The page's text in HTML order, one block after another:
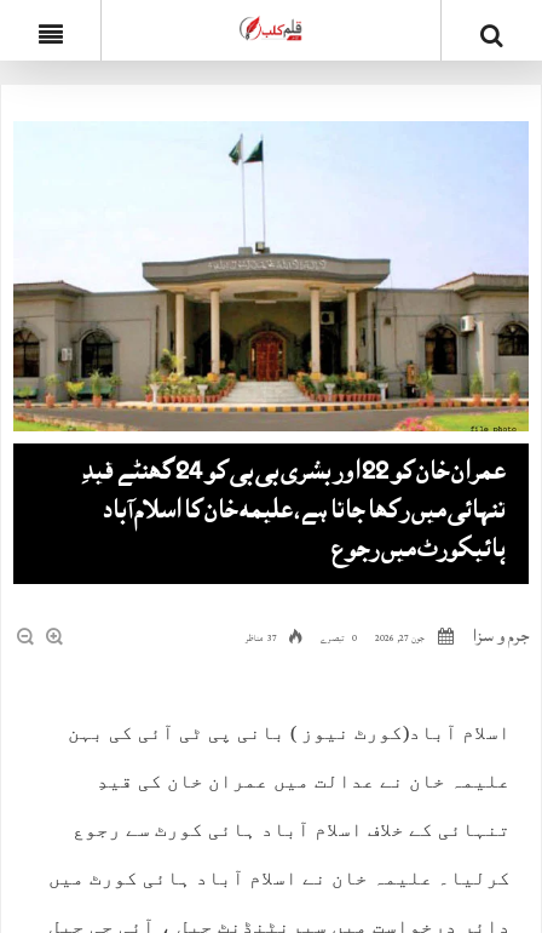
عمران خان کو 22 اور بشری بی بی کو 24 گھنٹے قیدِ
تنہائی میں رکھا جاتا ہے، علیمہ خان کا اسلام آباد
ہائیکورٹ میں رجوع
جرم و سزا جون 27, 2026 0 تبصرے 37 مناظر
اسلام آباد(کورٹ نیوز ) بانی پی ٹی آئی کی بہن
علیمہ خان نے عدالت میں عمران خان کی قیدِ
تنہائی کے خلاف اسلام آباد ہائی کورٹ سے رجوع
کرلیا۔ علیمہ خان نے اسلام آباد ہائی کورٹ میں
دائر درخواست میں سپرنٹنڈنٹ جیل ، آئی جی جیل